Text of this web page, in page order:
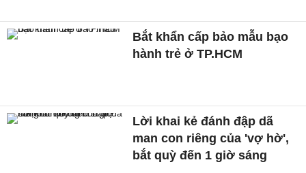
Bắt khẩn cấp bảo mẫu bạo
hành trẻ ở TP.HCM
Lời khai kẻ đánh đập dã
man con riêng của 'vợ hờ',
bắt quỳ đến 1 giờ sáng